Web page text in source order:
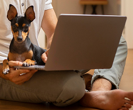
Search products